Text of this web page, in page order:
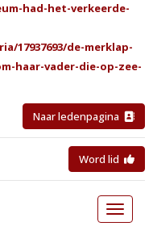
had-het-verkeerde-
17937693/de-merklap-
haar-vader-die-op-zee-
Naar ledenpagina
Word lid
Toggle